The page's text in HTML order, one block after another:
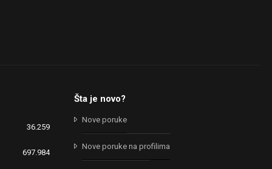
36.259
697.984
Šta je novo?
Nove poruke
Nove poruke na profilima